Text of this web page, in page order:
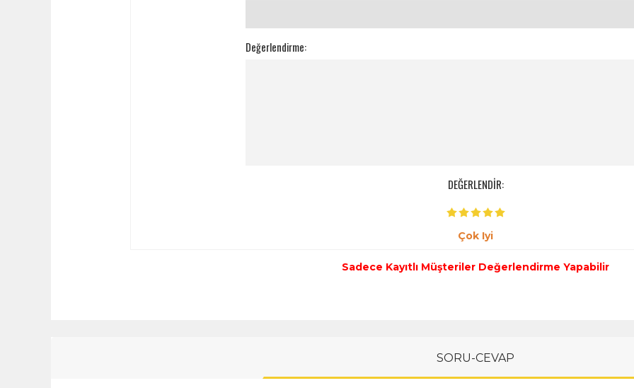
Değerlendirme:
DEĞERLENDİR:
Çok Iyi
Sadece Kayıtlı Müşteriler Değerlendirme Yapabilir
SORU-CEVAP